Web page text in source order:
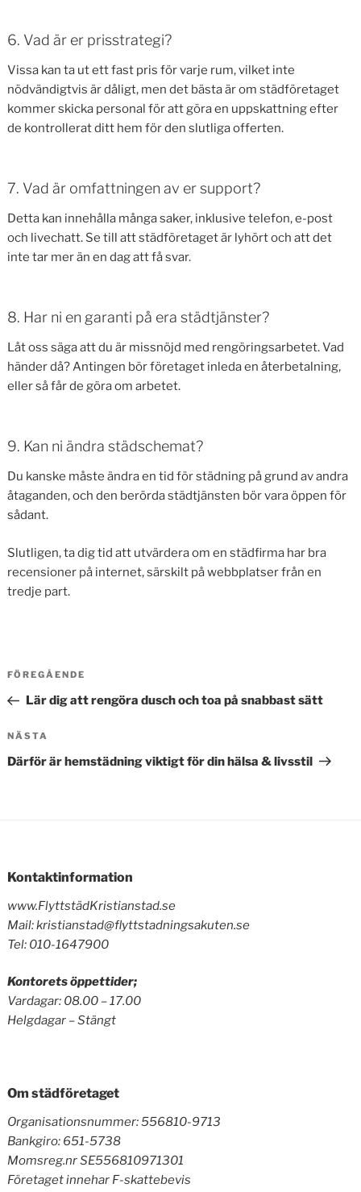
6. Vad är er prisstrategi?
Vissa kan ta ut ett fast pris för varje rum, vilket inte
nödvändigtvis är dåligt, men det bästa är om städföretaget
kommer skicka personal för att göra en uppskattning efter
de kontrollerat ditt hem för den slutliga offerten.
7. Vad är omfattningen av er support?
Detta kan innehålla många saker, inklusive telefon, e-post
och livechatt. Se till att städföretaget är lyhört och att det
inte tar mer än en dag att få svar.
8. Har ni en garanti på era städtjänster?
Låt oss säga att du är missnöjd med rengöringsarbetet. Vad
händer då? Antingen bör företaget inleda en återbetalning,
eller så får de göra om arbetet.
9. Kan ni ändra städschemat?
Du kanske måste ändra en tid för städning på grund av andra
åtaganden, och den berörda städtjänsten bör vara öppen för
sådant.
Slutligen, ta dig tid att utvärdera om en städfirma har bra
recensioner på internet, särskilt på webbplatser från en
tredje part.
Inläggsnavigering
Föregående
inlägg
FÖREGÅENDE
Lär dig att rengöra dusch och toa på snabbast sätt
Nästa
inlägg
NÄSTA
Därför är hemstädning viktigt för din hälsa & livsstil
Kontaktinformation
www.FlyttstädKristianstad.se
Mail: kristianstad@flyttstadningsakuten.se
Tel: 010-1647900
Kontorets öppettider;
Vardagar: 08.00 – 17.00
Helgdagar – Stängt
Om städföretaget
Organisationsnummer: 556810-9713
Bankgiro: 651-5738
Momsreg.nr SE556810971301
Företaget innehar F-skattebevis